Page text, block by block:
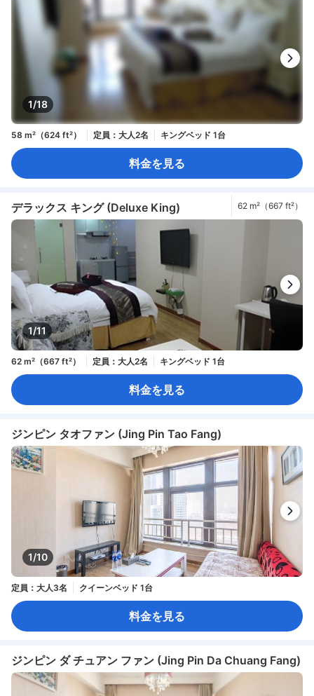
1/18
58 m²（624 ft²） 定員：大人2名 キングベッド 1台
料金を見る
デラックス キング (Deluxe King) 62 m²（667 ft²）
1/11
62 m²（667 ft²） 定員：大人2名 キングベッド 1台
料金を見る
ジンピン タオファン (Jing Pin Tao Fang)
1/10
定員：大人3名 クイーンベッド 1台
料金を見る
ジンピン ダ チュアン ファン (Jing Pin Da Chuang Fang)